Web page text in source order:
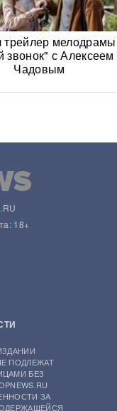
мелодрамы
звонок" с Алексеем
Чадовым
18+
ПОДЛЕЖАТ
БЕЗ
ЗА